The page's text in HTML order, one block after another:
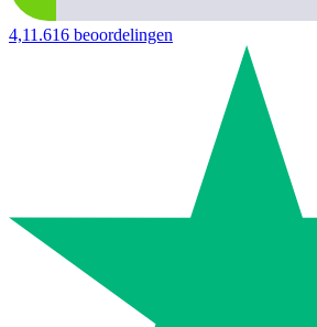
4,11.616 beoordelingen